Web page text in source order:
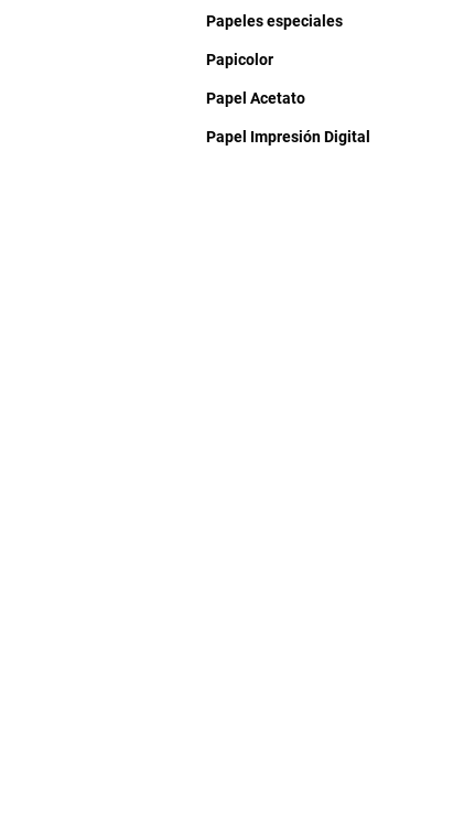
Papeles especiales
Papicolor
Papel Acetato
Papel Impresión Digital